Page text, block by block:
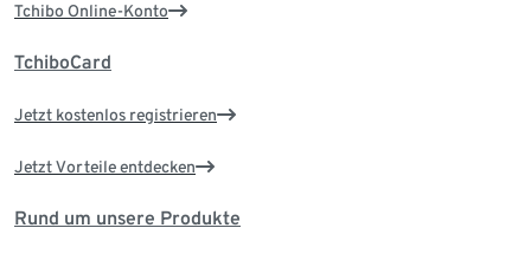
Tchibo Online-Konto
TchiboCard
Jetzt kostenlos registrieren
Jetzt Vorteile entdecken
Rund um unsere Produkte